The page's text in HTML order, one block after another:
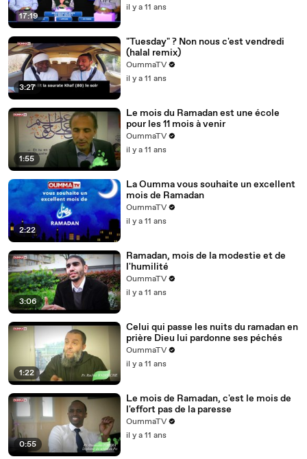
17:19
il y a 11 ans
3:27
"Tuesday" ? Non nous c'est vendredi
(halal remix)
OummaTV
il y a 11 ans
1:55
Le mois du Ramadan est une école
pour les 11 mois à venir
OummaTV
il y a 11 ans
2:22
La Oumma vous souhaite un excellent
mois de Ramadan
OummaTV
il y a 11 ans
3:06
Ramadan, mois de la modestie et de
l'humilité
OummaTV
il y a 11 ans
1:22
Celui qui passe les nuits du ramadan en
prière Dieu lui pardonne ses péchés
OummaTV
il y a 11 ans
0:55
Le mois de Ramadan, c'est le mois de
l'effort pas de la paresse
OummaTV
il y a 11 ans